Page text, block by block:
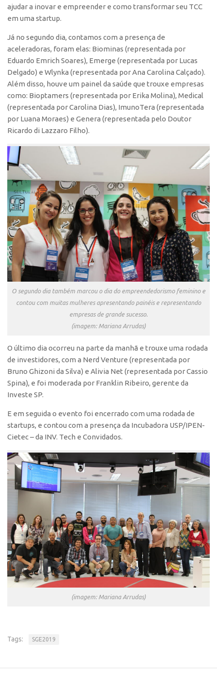
Pesquisa na USP
CEPIDs
CEPIX
CPEs
INCTs
PRPI/USP
InovaUSP
Eventos
Agenda AUSPIN
Fala Inovação
Premiações
Edição 2025
Edição 2021
Edição 2019
Edição 2017
Propriedade Intelectual
Softwares
Cultivares
Buscar Anterioridade
Como solicitar
VPI – Vocação para Inovação
Patrimônio Genético
Leis e Normas
Transferência de Tecnologia
Editais de TT
PD&I
Convênios
Chamamento
Parcerias PD&I
ajudar a inovar e empreender e como transformar seu TCC
em uma startup.
Já no segundo dia, contamos com a presença de
aceleradoras, foram elas: Biominas (representada por
Eduardo Emrich Soares), Emerge (representada por Lucas
Delgado) e Wlynka (representada por Ana Carolina Calçado).
Além disso, houve um painel da saúde que trouxe empresas
como: Bioptamers (representada por Erika Molina), Medical
(representada por Carolina Dias), ImunoTera (representada
por Luana Moraes) e Genera (representada pelo Doutor
Ricardo di Lazzaro Filho).
O segundo dia também marcou o dia do empreendedorismo feminino e
contou com muitas mulheres apresentando painéis e representando
empresas de grande sucesso.
(imagem: Mariana Arrudas)
O último dia ocorreu na parte da manhã e trouxe uma rodada
de investidores, com a Nerd Venture (representada por
Bruno Ghizoni da Silva) e Alivia Net (representada por Cassio
Spina), e foi moderada por Franklin Ribeiro, gerente da
Investe SP.
E em seguida o evento foi encerrado com uma rodada de
startups, e contou com a presença da Incubadora USP/IPEN-
Cietec – da INV. Tech e Convidados.
(imagem: Mariana Arrudas)
Tags: SGE2019